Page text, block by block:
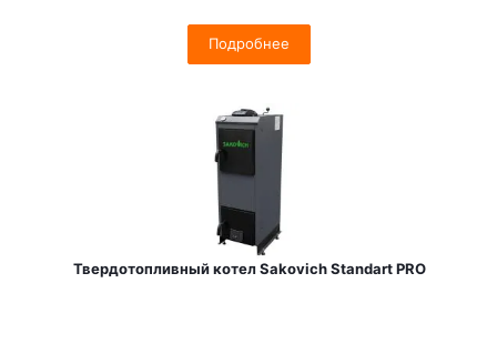
Подробнее
Твердотопливный котел Sakovich Standart PRO